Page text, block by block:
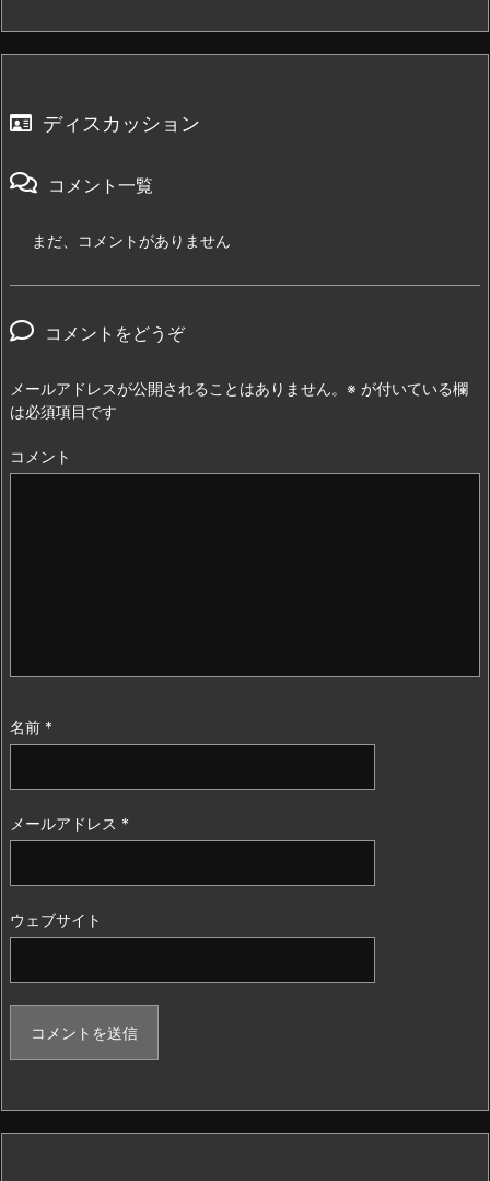
ディスカッション
コメント一覧
まだ、コメントがありません
コメントをどうぞ
メールアドレスが公開されることはありません。 ※ が付いている欄
は必須項目です
コメント
名前 *
メールアドレス *
ウェブサイト